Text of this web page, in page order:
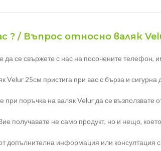
? / Въпрос относно валяк
се свържете с нас на посочените телефон,
Velur 25см пристига при вас с бърза и
при поръчка на валяк Velur да се възползвате
получавате не само продукт, но и нещо,
допълнителна информация или консултация